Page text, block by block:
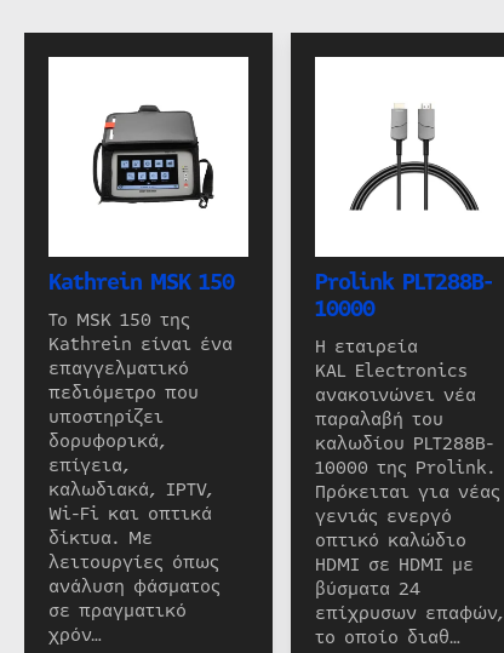
Kathrein MSK 150
Το MSK 150 της
Kathrein είναι ένα
επαγγελματικό
πεδιόμετρο που
υποστηρίζει
δορυφορικά,
επίγεια,
καλωδιακά, IPTV,
Wi-Fi και οπτικά
δίκτυα. Με
λειτουργίες όπως
ανάλυση φάσματος
σε πραγματικό
χρόν…
Prolink PLT288B-
10000
Η εταιρεία
KAL Electronics
ανακοινώνει νέα
παραλαβή του
καλωδίου PLT288B-
10000 της Prolink.
Πρόκειται για νέας
γενιάς ενεργό
οπτικό καλώδιο
HDMI σε HDMI με
βύσματα 24
επίχρυσων επαφών,
το οποίο διαθ…